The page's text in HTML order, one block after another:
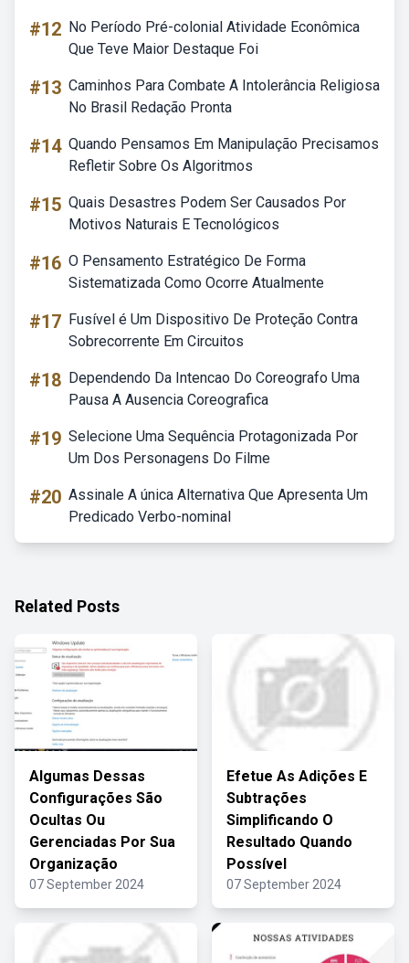
#12 No Período Pré-colonial Atividade Econômica
Que Teve Maior Destaque Foi
#13 Caminhos Para Combate A Intolerância Religiosa
No Brasil Redação Pronta
#14 Quando Pensamos Em Manipulação Precisamos
Refletir Sobre Os Algoritmos
#15 Quais Desastres Podem Ser Causados Por
Motivos Naturais E Tecnológicos
#16 O Pensamento Estratégico De Forma
Sistematizada Como Ocorre Atualmente
#17 Fusível é Um Dispositivo De Proteção Contra
Sobrecorrente Em Circuitos
#18 Dependendo Da Intencao Do Coreografo Uma
Pausa A Ausencia Coreografica
#19 Selecione Uma Sequência Protagonizada Por
Um Dos Personagens Do Filme
#20 Assinale A única Alternativa Que Apresenta Um
Predicado Verbo-nominal
Related Posts
Algumas Dessas
Configurações São
Ocultas Ou
Gerenciadas Por Sua
Organização
07 September 2024
Efetue As Adições E
Subtrações
Simplificando O
Resultado Quando
Possível
07 September 2024